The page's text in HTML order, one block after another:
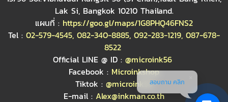
Lak Si, Bangkok 10210 Thailand.
แผนที่ : https://goo.gl/maps/1G8PHQ46FNS2
Tel : 02-579-4545, 082-340-8885, 092-283-1219, 087-678-
8522
Official LINE @ ID : @microink56
Facebook : Microinkshop
Tiktok : @microink56
E-mail : Alex@inkman.co.th
สอบถาม คลิก